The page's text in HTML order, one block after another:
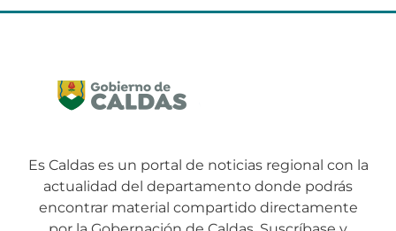
Es Caldas es un portal de noticias regional con la
actualidad del departamento donde podrás
encontrar material compartido directamente